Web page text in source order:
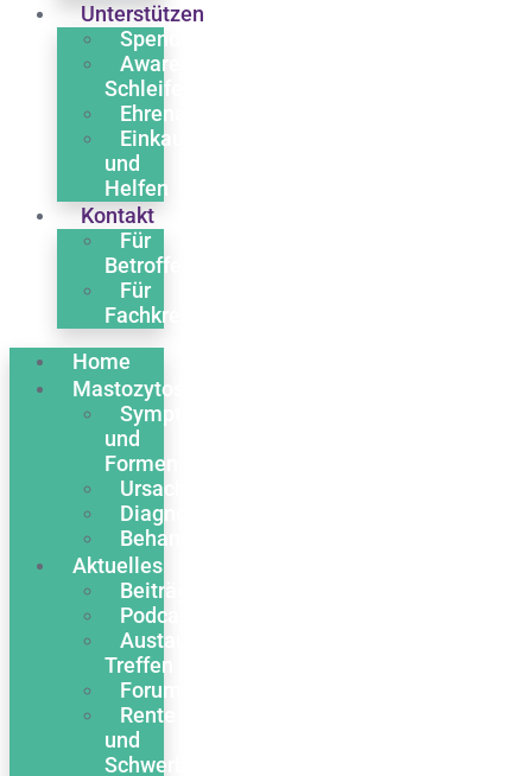
Unterstützen
Spenden
Awareness
Schleife
Ehrenamt
Einkaufen
und
Helfen
Kontakt
Für
Betroffene
Für
Fachkreise
Home
Mastozytose
Symptome
und
Formen
Ursachen
Diagnose
Behandlung
Aktuelles
Beiträge
Podcasts
Austausch
Treffen
Forum
Rente
und
Schwerbehinderung